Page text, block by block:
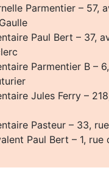
Parmentier – 57,
Paul Bert – 37,
Parmentier B –
Jules Ferry –
Pasteur – 33,
Paul Bert – 1, rue